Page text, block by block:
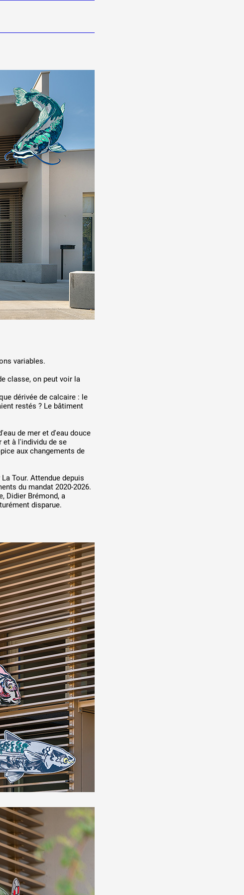
variables.
classe, on peut voir la
dérivée de calcaire : le
restés ? Le bâtiment
de mer et d'eau douce
et à l'individu de se
aux changements de
Tour. Attendue depuis
du mandat 2020-2026.
Didier Brémond, a
disparue.